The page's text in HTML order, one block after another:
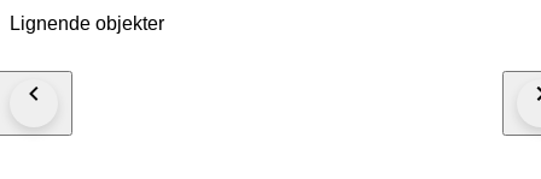
staat om luxe klassiek geïnspireerde meubelen voor hoogwaardige
table • decoratief meubelstuk in hotel-chique interieur Afmetingen •
marqueterie en vergulde details verkeren in nette conditie. Wordt
Lignende objekter